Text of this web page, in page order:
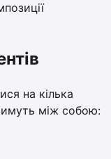
на кілька
між собою: